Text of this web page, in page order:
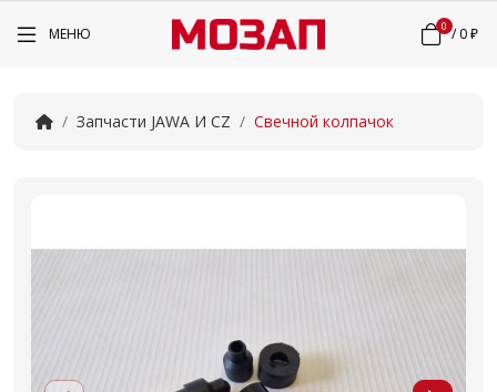
МЕНЮ 0 /0 ₽
Запчасти JAWA И CZ Свечной колпачок